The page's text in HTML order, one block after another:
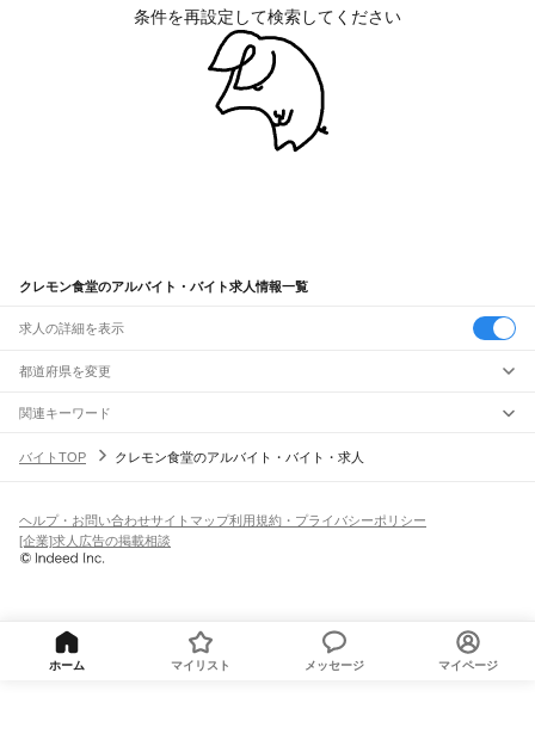
条件を再設定して検索してください
クレモン食堂のアルバイト・バイト求人情報一覧
求人の詳細を表示
都道府県を変更
関連キーワード
バイトTOP
クレモン食堂のアルバイト・バイト・求人
ヘルプ・お問い合わせサイトマップ利用規約・プライバシーポリシー
[企業]求人広告の掲載相談
ホーム マイリスト メッセージ マイページ